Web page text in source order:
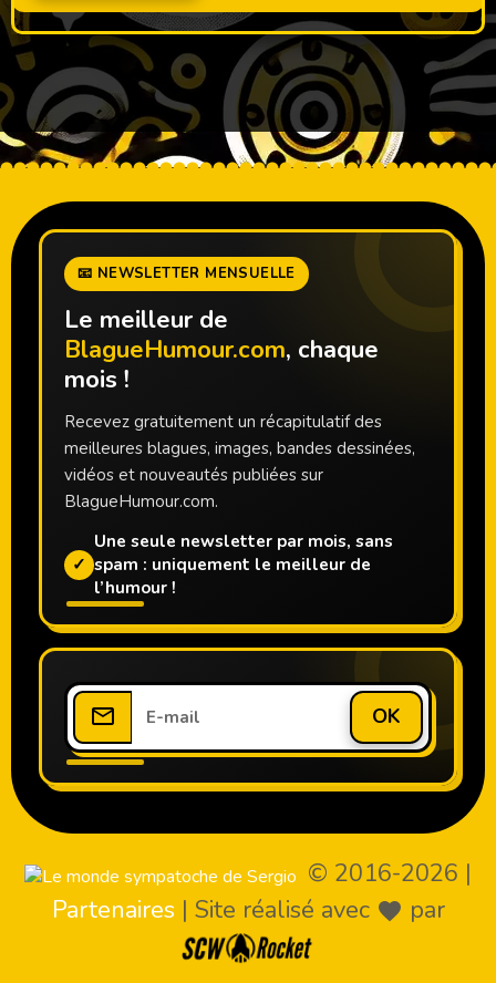
📧 NEWSLETTER MENSUELLE
Le meilleur de
BlagueHumour.com, chaque
mois !
Recevez gratuitement un récapitulatif des
meilleures blagues, images, bandes dessinées,
vidéos et nouveautés publiées sur
BlagueHumour.com.
✓
Une seule newsletter par mois, sans
spam : uniquement le meilleur de
l’humour !
OK
© 2016-2026 |
Partenaires | Site réalisé avec par